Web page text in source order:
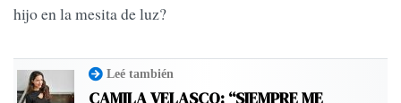
hijo en la mesita de luz?
Leé también
CAMILA VELASCO: “SIEMPRE ME